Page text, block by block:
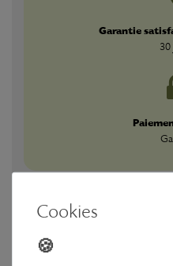
Garantie
Téléchargements
Cookies